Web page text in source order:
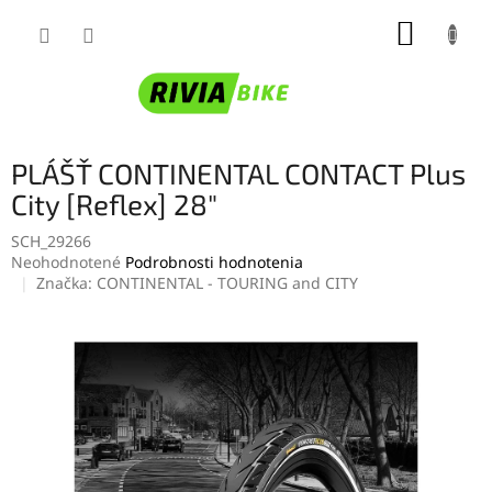
PLÁŠŤ CONTINENTAL CONTACT Plus
City [Reflex] 28"
SCH_29266
Priemerné
hodnotenie
hviezdičiek.
Neohodnotené Podrobnosti hodnotenia
Značka: CONTINENTAL - TOURING and CITY